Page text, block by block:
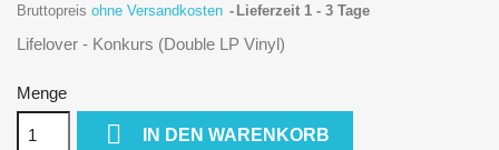
Bruttopreis ohne Versandkosten Lieferzeit 1 - 3 Tage
Lifelover - Konkurs (Double LP Vinyl)
Menge
 IN DEN WARENKORB